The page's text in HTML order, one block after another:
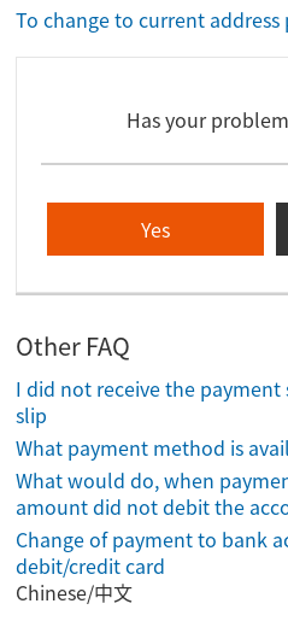
To change to current address
Has your
Yes
Other FAQ
I did not receive the
slip
What payment method is
What would do, when
amount did not debit the
Change of payment to bank
debit/credit card
Chinese/中文